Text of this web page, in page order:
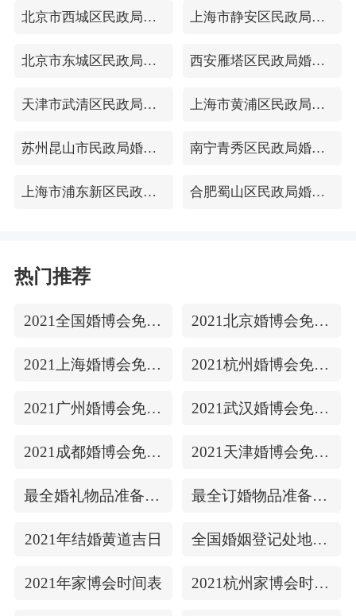
北京市西城区民政局婚姻登记处 上海市静安区民政局婚姻登记处
北京市东城区民政局婚姻登记处 西安雁塔区民政局婚姻登记处
天津市武清区民政局婚姻登记处 上海市黄浦区民政局婚姻登记处
苏州昆山市民政局婚姻登记处 南宁青秀区民政局婚姻登记处
上海市浦东新区民政局婚姻登记处 合肥蜀山区民政局婚姻登记处
热门推荐
2021全国婚博会免费门票 2021北京婚博会免费门票
2021上海婚博会免费门票 2021杭州婚博会免费门票
2021广州婚博会免费门票 2021武汉婚博会免费门票
2021成都婚博会免费门票 2021天津婚博会免费门票
最全婚礼物品准备清单 最全订婚物品准备清单
2021年结婚黄道吉日 全国婚姻登记处地址/上下时间
2021年家博会时间表 2021杭州家博会时间表